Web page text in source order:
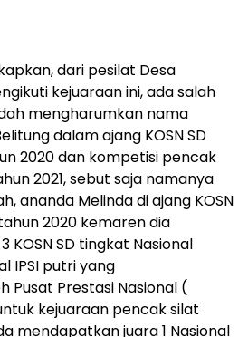
dari pesilat Desa
kejuaraan ini, ada salah
mengharumkan nama
dalam ajang KOSN SD
2020 dan kompetisi pencak
2021, sebut saja namanya
ananda Melinda di ajang KOSN
2020 kemaren dia
KOSN SD tingkat Nasional
IPSI putri yang
Pusat Prestasi Nasional (
untuk kejuaraan pencak silat
mendapatkan juara 1 Nasional